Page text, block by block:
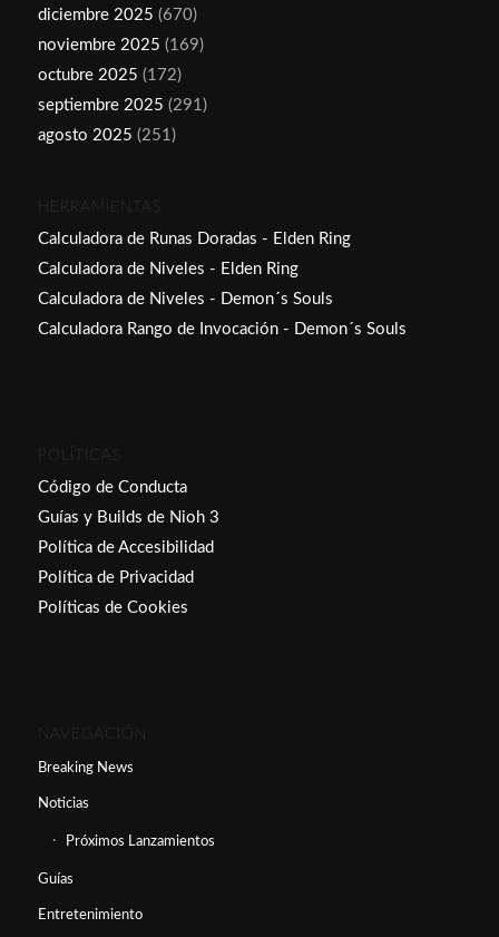
diciembre 2025 (670)
noviembre 2025 (169)
octubre 2025 (172)
septiembre 2025 (291)
agosto 2025 (251)
HERRAMIENTAS
Calculadora de Runas Doradas - Elden Ring
Calculadora de Niveles - Elden Ring
Calculadora de Niveles - Demon´s Souls
Calculadora Rango de Invocación - Demon´s Souls
POLÍTICAS
Código de Conducta
Guías y Builds de Nioh 3
Política de Accesibilidad
Política de Privacidad
Políticas de Cookies
NAVEGACIÓN
Breaking News
Noticias
Próximos Lanzamientos
Guías
Entretenimiento